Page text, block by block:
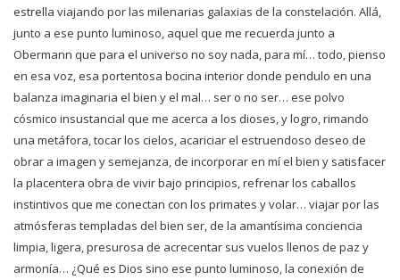
estrella viajando por las milenarias galaxias de la constelación. Allá,
junto a ese punto luminoso, aquel que me recuerda junto a
Obermann que para el universo no soy nada, para mí… todo, pienso
en esa voz, esa portentosa bocina interior donde pendulo en una
balanza imaginaria el bien y el mal… ser o no ser… ese polvo
cósmico insustancial que me acerca a los dioses, y logro, rimando
una metáfora, tocar los cielos, acariciar el estruendoso deseo de
obrar a imagen y semejanza, de incorporar en mí el bien y satisfacer
la placentera obra de vivir bajo principios, refrenar los caballos
instintivos que me conectan con los primates y volar… viajar por las
atmósferas templadas del bien ser, de la amantísima conciencia
limpia, ligera, presurosa de acrecentar sus vuelos llenos de paz y
armonía… ¿Qué es Dios sino ese punto luminoso, la conexión de